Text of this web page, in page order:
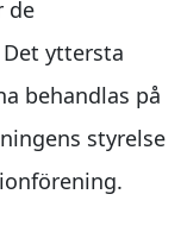
de
yttersta
behandlas på
styrelse